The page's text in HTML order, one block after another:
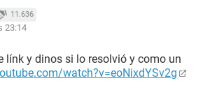
11.636
23:14
línk y dinos si lo resolvió y como un
watch?v=eoNixdYSv2g